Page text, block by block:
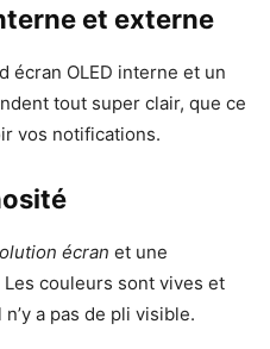
et externe
écran OLED interne et un
tout super clair, que ce
vos notifications.
écran et une
couleurs sont vives et
n’y a pas de pli visible.